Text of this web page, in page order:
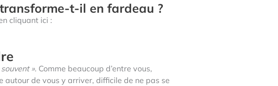
t-il en fardeau ?
cliquant ici :
». Comme beaucoup d’entre vous,
autour de vous y arriver, difficile de ne pas se